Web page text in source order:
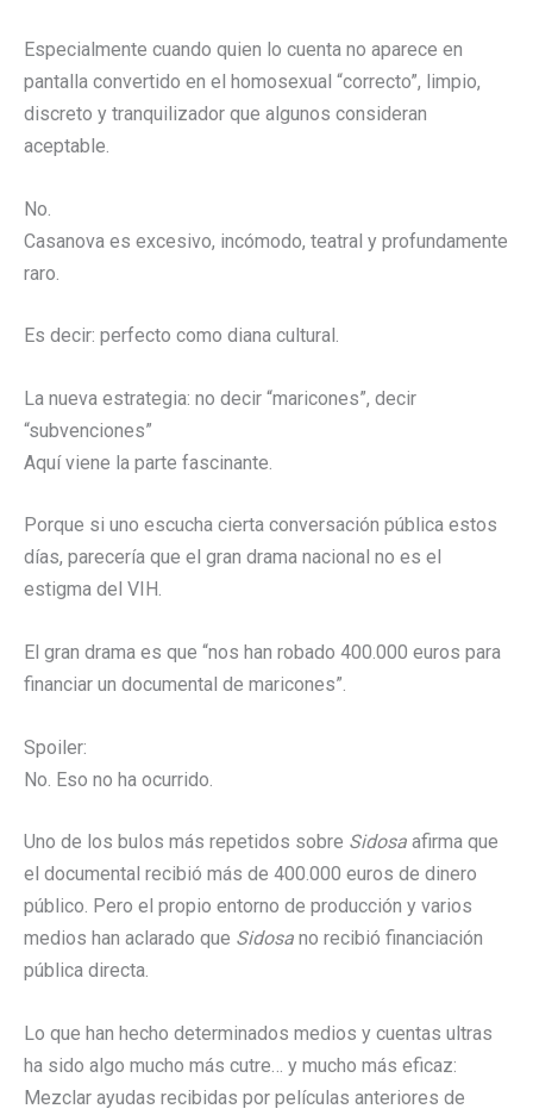
Especialmente cuando quien lo cuenta no aparece en
pantalla convertido en el homosexual “correcto”, limpio,
discreto y tranquilizador que algunos consideran
aceptable.
No.
Casanova es excesivo, incómodo, teatral y profundamente
raro.
Es decir: perfecto como diana cultural.
La nueva estrategia: no decir “maricones”, decir
“subvenciones”
Aquí viene la parte fascinante.
Porque si uno escucha cierta conversación pública estos
días, parecería que el gran drama nacional no es el
estigma del VIH.
El gran drama es que “nos han robado 400.000 euros para
financiar un documental de maricones”.
Spoiler:
No. Eso no ha ocurrido.
Uno de los bulos más repetidos sobre Sidosa afirma que
el documental recibió más de 400.000 euros de dinero
público. Pero el propio entorno de producción y varios
medios han aclarado que Sidosa no recibió financiación
pública directa.
Lo que han hecho determinados medios y cuentas ultras
ha sido algo mucho más cutre… y mucho más eficaz:
Mezclar ayudas recibidas por películas anteriores de